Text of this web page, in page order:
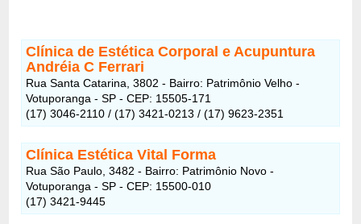
Clínica de Estética Corporal e Acupuntura
Andréia C Ferrari
Rua Santa Catarina, 3802 - Bairro: Patrimônio Velho -
Votuporanga - SP - CEP: 15505-171
(17) 3046-2110 / (17) 3421-0213 / (17) 9623-2351
Clínica Estética Vital Forma
Rua São Paulo, 3482 - Bairro: Patrimônio Novo -
Votuporanga - SP - CEP: 15500-010
(17) 3421-9445